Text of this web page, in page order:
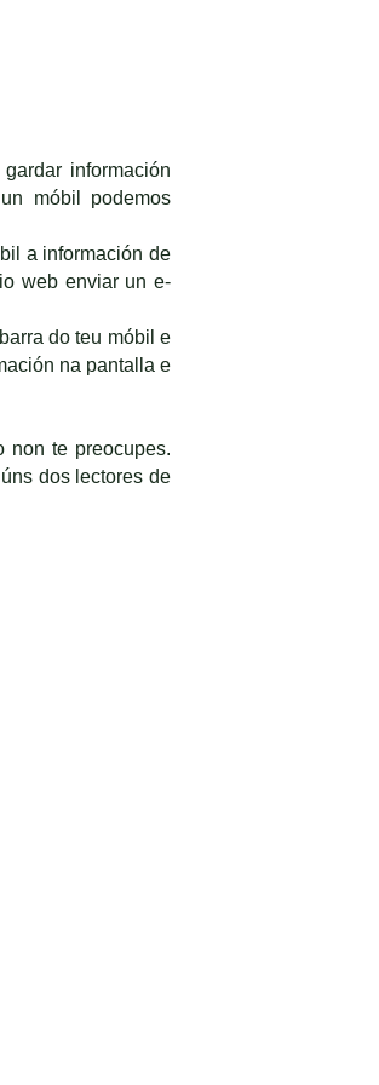
información
móbil podemos
a información de
web enviar un e-
do teu móbil e
na pantalla e
non te preocupes.
dos lectores de